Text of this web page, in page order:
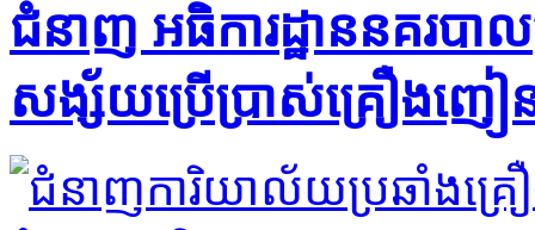
ជំនាញ អធិការដ្ឋាន​នគរបា
សង្ស័យ​ប្រើប្រាស់​គ្រឿងញៀ